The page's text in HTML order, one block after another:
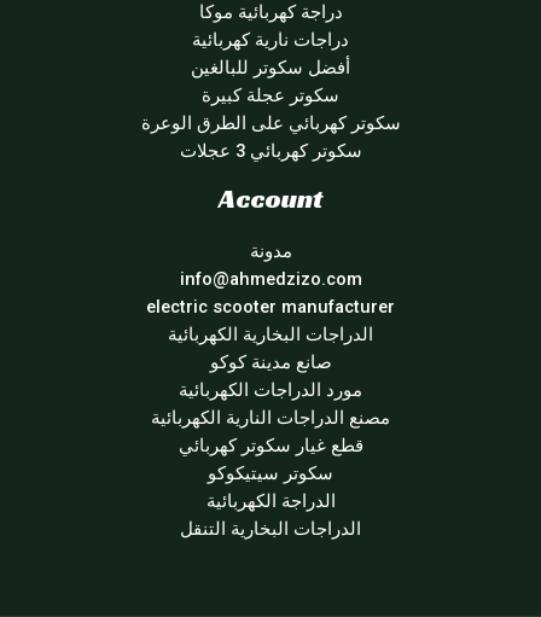
دراجة كهربائية موكا
دراجات نارية كهربائية
أفضل سكوتر للبالغين
سكوتر عجلة كبيرة
سكوتر كهربائي على الطرق الوعرة
سكوتر كهربائي 3 عجلات
Account
مدونة
info@ahmedzizo.com
electric scooter manufacturer
الدراجات البخارية الكهربائية
صانع مدينة كوكو
مورد الدراجات الكهربائية
مصنع الدراجات النارية الكهربائية
قطع غيار سكوتر كهربائي
سكوتر سيتيكوكو
الدراجة الكهربائية
الدراجات البخارية التنقل